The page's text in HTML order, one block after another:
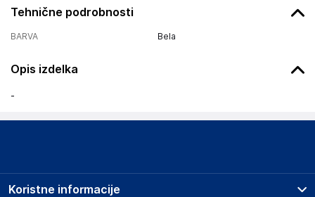
Tehnične podrobnosti
BARVA Bela
Opis izdelka
-
Koristne informacije